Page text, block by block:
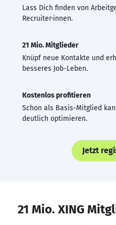
Lass Dich finden von
Recruiter·innen.
21 Mio. Mitglieder
Knüpf neue Kontakte und
besseres Job-Leben.
Kostenlos profitieren
Schon als Basis-Mitglied
deutlich optimieren.
Jetzt
21 Mio. XING